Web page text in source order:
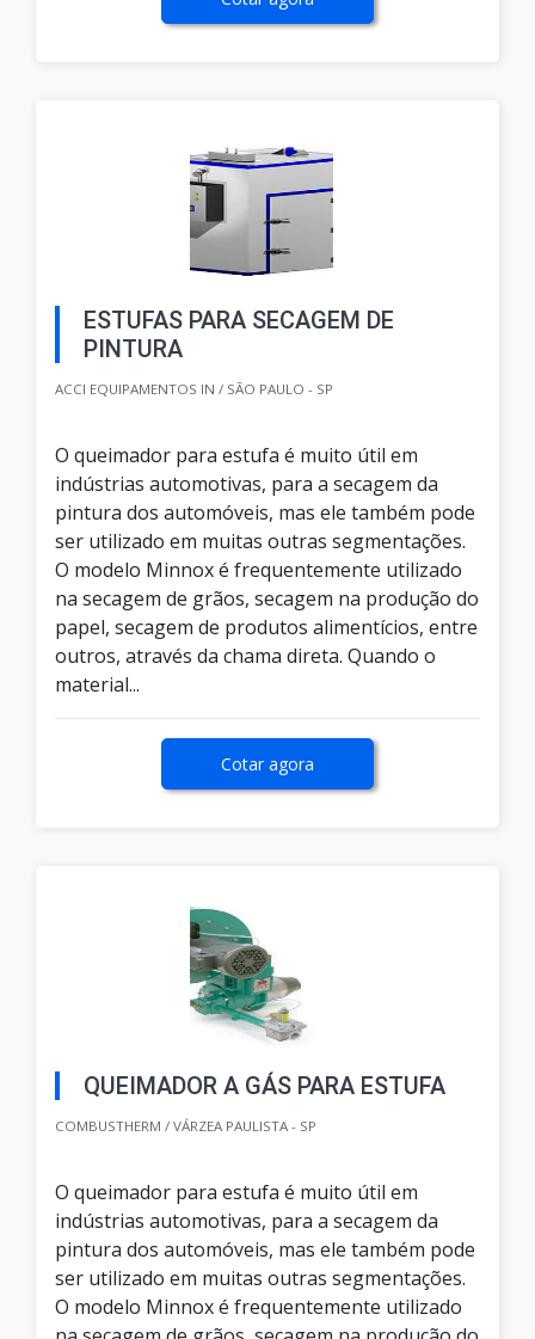
ESTUFAS PARA SECAGEM DE
PINTURA
ACCI EQUIPAMENTOS IN / SÃO PAULO - SP
O queimador para estufa é muito útil em
indústrias automotivas, para a secagem da
pintura dos automóveis, mas ele também pode
ser utilizado em muitas outras segmentações.
O modelo Minnox é frequentemente utilizado
na secagem de grãos, secagem na produção do
papel, secagem de produtos alimentícios, entre
outros, através da chama direta. Quando o
material...
Cotar agora
QUEIMADOR A GÁS PARA ESTUFA
COMBUSTHERM / VÁRZEA PAULISTA - SP
O queimador para estufa é muito útil em
indústrias automotivas, para a secagem da
pintura dos automóveis, mas ele também pode
ser utilizado em muitas outras segmentações.
O modelo Minnox é frequentemente utilizado